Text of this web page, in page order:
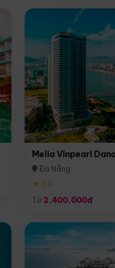
Melia Vinpearl
Đà Nẵng
★ 5.0
Từ 2,400,000đ